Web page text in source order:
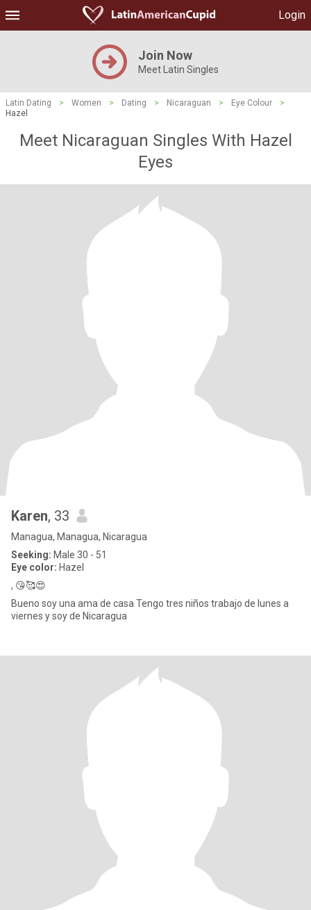
Login
Join Now
Meet Latin Singles
Latin Dating > Women > Dating > Nicaraguan > Eye Colour
>
Hazel
Meet Nicaraguan Singles With Hazel
Eyes
Karen, 33
Managua, Managua, Nicaragua
Seeking: Male 30 - 51
Eye color: Hazel
, 😘🥰😍
Bueno soy una ama de casa Tengo tres niños trabajo de lunes a
viernes y soy de Nicaragua